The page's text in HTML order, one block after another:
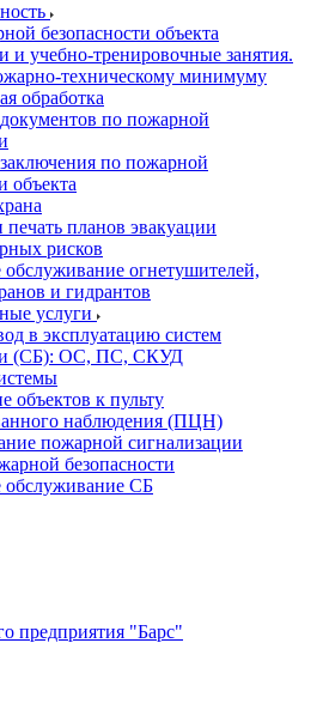
безопасности объекта
и учебно-тренировочные занятия.
техническому минимуму
обработка
по пожарной
по пожарной
объекта
печать планов эвакуации
рисков
обслуживание огнетушителей,
и гидрантов
услуги
в эксплуатацию систем
(СБ): ОС, ПС, СКУД
объектов к пульту
наблюдения (ПЦН)
пожарной сигнализации
безопасности
обслуживание СБ
предприятия "Барс"